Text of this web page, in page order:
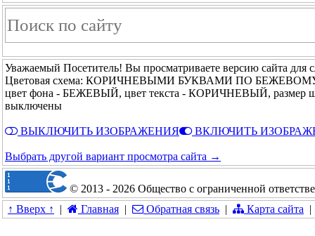
Уважаемый Посетитель! Вы просматриваете версию сайта для
Цветовая схема: КОРИЧНЕВЫМИ БУКВАМИ ПО
цвет фона - БЕЖЕВЫЙ, цвет текста - КОРИЧНЕВЫЙ, размер
выключены
ВЫКЛЮЧИТЬ ИЗОБРАЖЕНИЯ ВКЛЮЧИТЬ
Выбрать другой вариант просмотра сайта →
© 2013 - 2026 Общество с ограниченной
↑ Вверх ↑
| Главная | Обратная связь | Карта сайта